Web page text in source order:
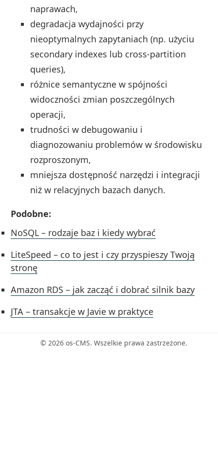
naprawach,
degradacja wydajności przy
nieoptymalnych zapytaniach (np. użyciu
secondary indexes lub cross-partition
queries),
różnice semantyczne w spójności
widoczności zmian poszczególnych
operacji,
trudności w debugowaniu i
diagnozowaniu problemów w środowisku
rozproszonym,
mniejsza dostępność narzędzi i integracji
niż w relacyjnych bazach danych.
Podobne:
NoSQL – rodzaje baz i kiedy wybrać
LiteSpeed – co to jest i czy przyspieszy Twoją
stronę
Amazon RDS – jak zacząć i dobrać silnik bazy
JTA – transakcje w Javie w praktyce
© 2026 os-CMS. Wszelkie prawa zastrzeżone.